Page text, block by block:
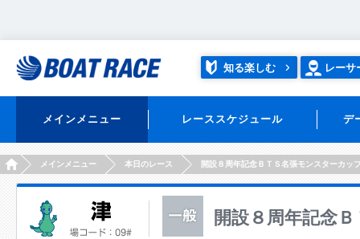
知る楽しむ レーサ
メインメニュー レーススケジュール デ
HOMEメインメニュー 本日のレース 開設８周年記念ＢＴＳ名張モンスターカッ
開設８周年記念